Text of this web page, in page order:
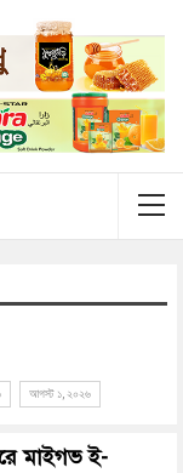
আগস্ট ১, ২০২৬
মাইগভ ই-